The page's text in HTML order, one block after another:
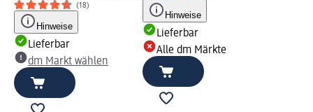
(18)
Hinweise
Lieferbar
dm Markt wählen
Hinweise
Lieferbar
Alle dm Märkte